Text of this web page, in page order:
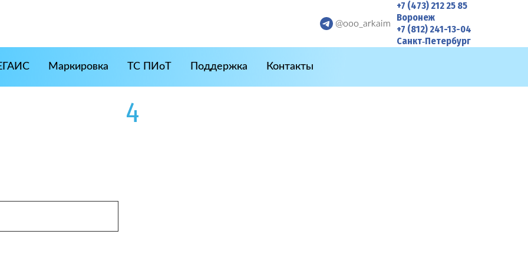
@ooo_arkaim
+7 (473) 212 25 85
Воронеж
+7 (812) 241-13-04
Санкт‑Петербург
Маркировка ТС ПИоТ Поддержка Контакты
4